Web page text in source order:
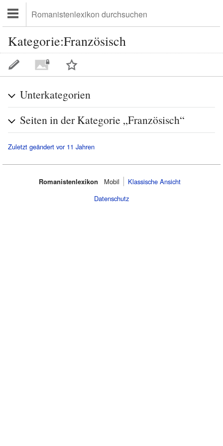
Kategorie:Französisch
Unterkategorien
Seiten in der Kategorie „Französisch“
Zuletzt geändert vor 11 Jahren
Romanistenlexikon Mobil‌
Klassische Ansicht
Datenschutz